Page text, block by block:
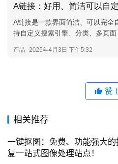
赞
相关推荐
一键抠图：免费、功能强大
复一站式图像处理站点！